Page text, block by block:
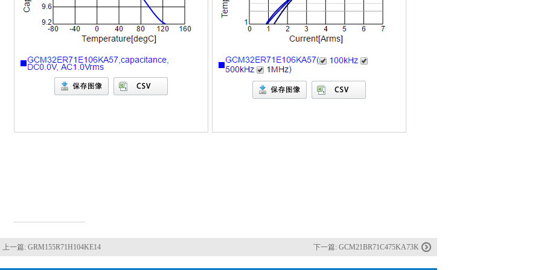
上一篇: GRM155R71H104KE14 下一篇: GCM21BR71C475KA73K